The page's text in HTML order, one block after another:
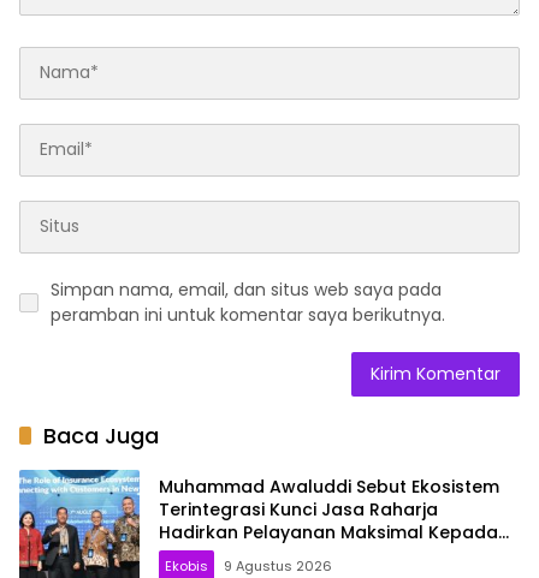
Simpan nama, email, dan situs web saya pada
peramban ini untuk komentar saya berikutnya.
Baca Juga
Muhammad Awaluddi Sebut Ekosistem
Terintegrasi Kunci Jasa Raharja
Hadirkan Pelayanan Maksimal Kepada
masyarakat
Ekobis 9 Agustus 2026